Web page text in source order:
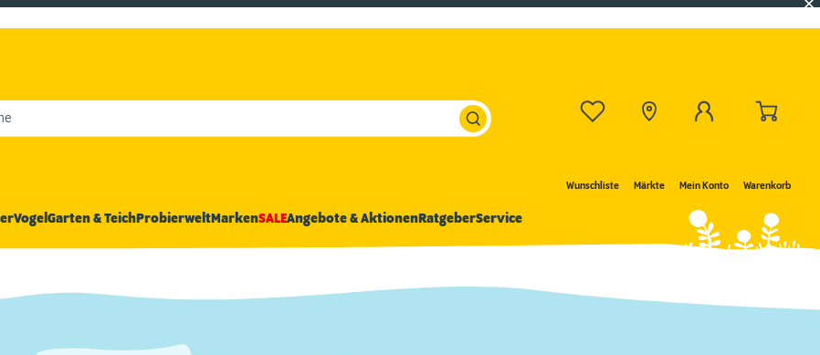
Wunschliste Märkte Mein Konto Warenkorb
Vogel Garten & TeichProbierweltMarkenSALEAngebote & AktionenRatgeberService